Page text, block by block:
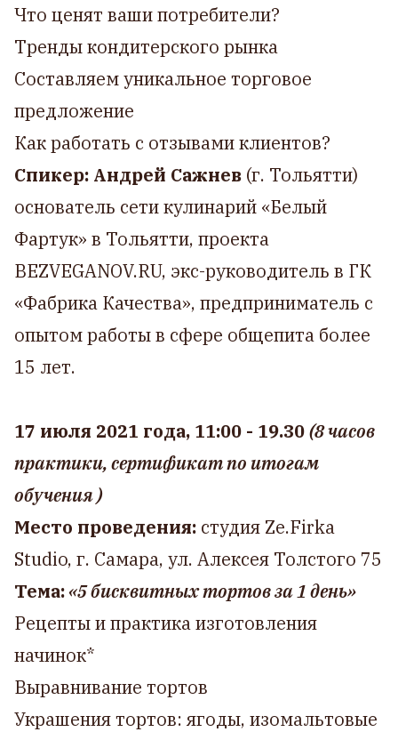
Что ценят ваши потребители?
Тренды кондитерского рынка
Составляем уникальное торговое
предложение
Как работать с отзывами клиентов?
Спикер: Андрей Сажнев (г. Тольятти)
основатель сети кулинарий «Белый
Фартук» в Тольятти, проекта
BEZVEGANOV.RU, экс-руководитель в ГК
«Фабрика Качества», предприниматель с
опытом работы в сфере общепита более
15 лет.
17 июля 2021 года, 11:00 - 19.30(8 часов
практики, сертификат по итогам
обучения )
Место проведения: студия Ze.Firka
Studio, г. Самара, ул. Алексея Толстого 75
Тема:«5 бисквитных тортов за 1 день»
Рецепты и практика изготовления
начинок*
Выравнивание тортов
Украшения тортов: ягоды, изомальтовые